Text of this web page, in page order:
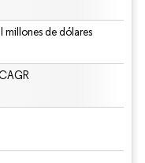
millones de dólares